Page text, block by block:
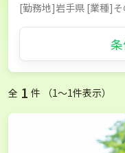
[勤務地]岩手県 [業種]
全 1 件 （1〜1件表示）